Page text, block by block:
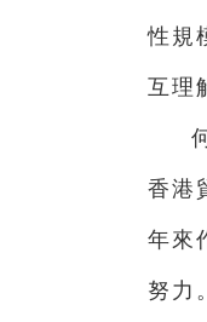
性規
互理
香港
年來
努力。